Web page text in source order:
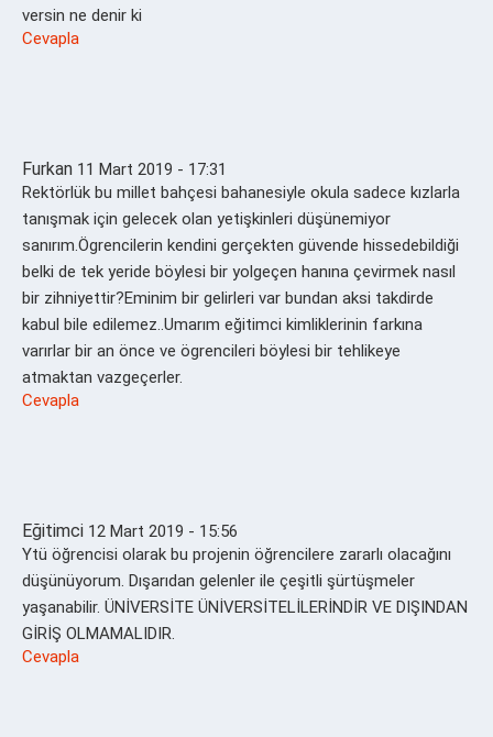
versin ne denir ki
Cevapla
Furkan 11 Mart 2019 - 17:31
Rektörlük bu millet bahçesi bahanesiyle okula sadece kızlarla
tanışmak için gelecek olan yetişkinleri düşünemiyor
sanırım.Ögrencilerin kendini gerçekten güvende hissedebildiği
belki de tek yeride böylesi bir yolgeçen hanına çevirmek nasıl
bir zihniyettir?Eminim bir gelirleri var bundan aksi takdirde
kabul bile edilemez..Umarım eğitimci kimliklerinin farkına
varırlar bir an önce ve ögrencileri böylesi bir tehlikeye
atmaktan vazgeçerler.
Cevapla
Eğitimci 12 Mart 2019 - 15:56
Ytü öğrencisi olarak bu projenin öğrencilere zararlı olacağını
düşünüyorum. Dışarıdan gelenler ile çeşitli şürtüşmeler
yaşanabilir. ÜNİVERSİTE ÜNİVERSİTELİLERİNDİR VE DIŞINDAN
GİRİŞ OLMAMALIDIR.
Cevapla